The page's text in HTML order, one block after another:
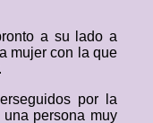
a su lado a
mujer con la que
por la
persona muy